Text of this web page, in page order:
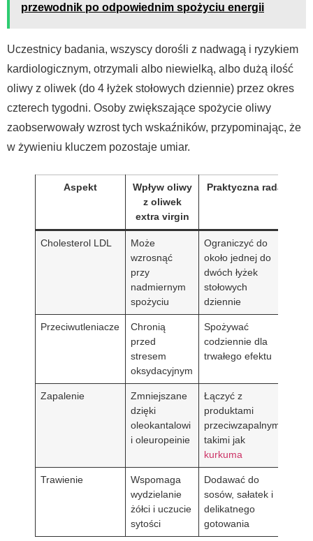
przewodnik po odpowiednim spożyciu energii
Uczestnicy badania, wszyscy dorośli z nadwagą i ryzykiem
kardiologicznym, otrzymali albo niewielką, albo dużą ilość
oliwy z oliwek (do 4 łyżek stołowych dziennie) przez okres
czterech tygodni. Osoby zwiększające spożycie oliwy
zaobserwowały wzrost tych wskaźników, przypominając, że
w żywieniu kluczem pozostaje umiar.
Aspekt
Wpływ oliwy
z oliwek
extra virgin
Praktyczna rada
Cholesterol LDL
Może
wzrosnąć
przy
nadmiernym
spożyciu
Ograniczyć do
około jednej do
dwóch łyżek
stołowych
dziennie
Przeciwutleniacze
Chronią
przed
stresem
oksydacyjnym
Spożywać
codziennie dla
trwałego efektu
Zapalenie
Zmniejszane
dzięki
oleokantalowi
i oleuropeinie
Łączyć z
produktami
przeciwzapalnymi,
takimi jak
kurkuma
Trawienie
Wspomaga
wydzielanie
żółci i uczucie
sytości
Dodawać do
sosów, sałatek i
delikatnego
gotowania